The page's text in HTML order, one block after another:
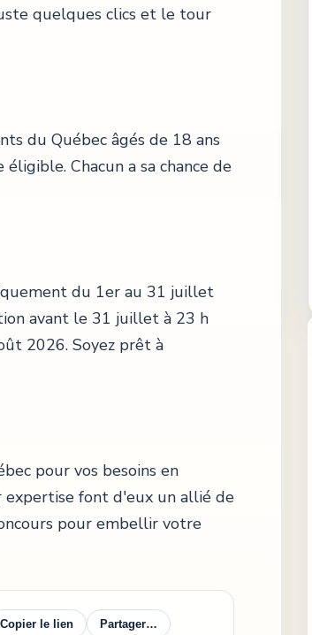
quelques clics et le tour
du Québec âgés de 18 ans
Chacun a sa chance de
du 1er au 31 juillet
avant le 31 juillet à 23 h
2026. Soyez prêt à
pour vos besoins en
font d'eux un allié de
pour embellir votre
Copier le lien Partager…